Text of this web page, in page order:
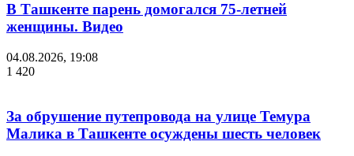
В Ташкенте парень домогался 75-летней
женщины. Видео
04.08.2026, 19:08
1 420
За обрушение путепровода на улице Темура
Малика в Ташкенте осуждены шесть человек